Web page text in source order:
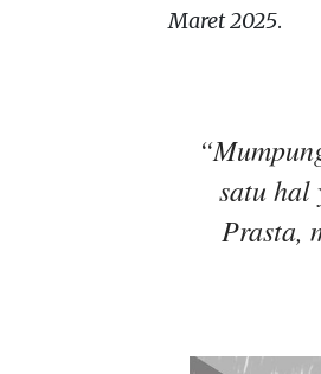
Maret 2025.
satu hal
Prasta,